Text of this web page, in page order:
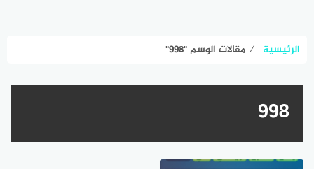
الرئيسية ⁄ مقالات الوسم "٩٩٨"
٩٩٨